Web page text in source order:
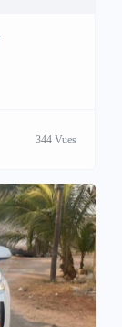
344 Vues